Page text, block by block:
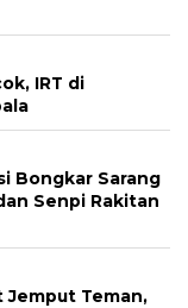
IRT di
Bongkar Sarang
Senpi Rakitan
Jemput Teman,